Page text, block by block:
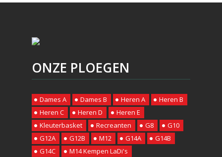
ONZE PLOEGEN
Dames A Dames B Heren A
Heren B
Heren C
Heren D
Heren E
Kleuterbasket
Recreanten G8
G10
G12A
G12B M12 G14A
G14B
G14C
M14 Kempen LaDi's